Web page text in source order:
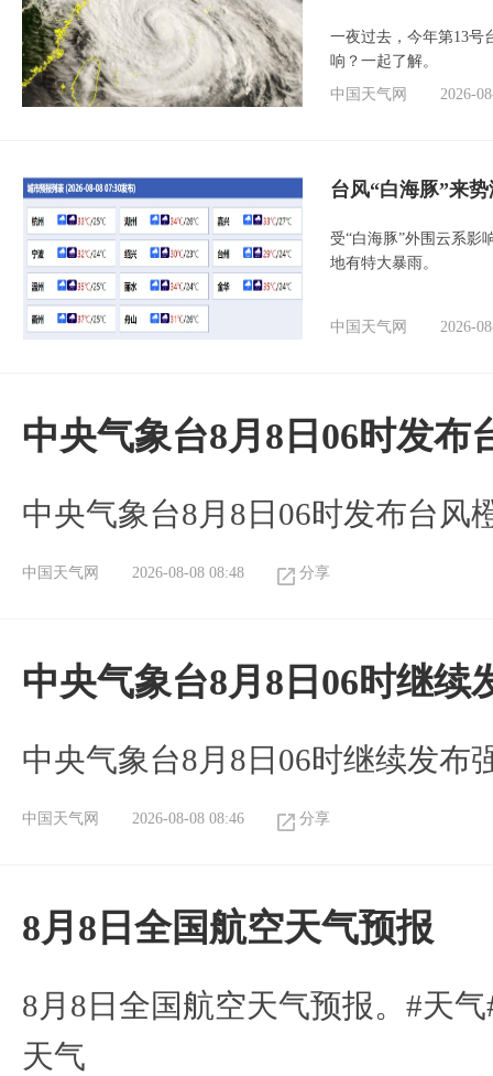
一夜过去，今年第13号
响？一起了解。
中国天气网
2026-
台风“白海豚”来
受“白海豚”外围云系影
地有特大暴雨。
中国天气网 2026-
中央气象台8月8日06时发布
中央气象台8月8日06时发布台风
中国天气网 2026-08-08 08:48 分享
中央气象台8月8日06时继
中央气象台8月8日06时继续发布
中国天气网 2026-08-08 08:46 分享
8月8日全国航空天气预报
8月8日全国航空天气预报。#天
天气